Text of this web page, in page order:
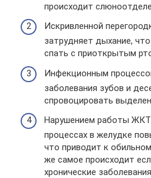
происходит
Искривленной
затрудняет дыхание,
спать с приоткрытым
Инфекционным
заболевания зубов и
спровоцировать
Нарушением работы ЖКТ
процессах в желудке
что приводит к
же самое происходит
хронические